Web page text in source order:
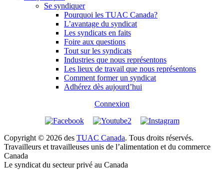
Se syndiquer
Pourquoi les TUAC Canada?
L’avantage du syndicat
Les syndicats en faits
Foire aux questions
Tout sur les syndicats
Industries que nous représentons
Les lieux de travail que nous représentons
Comment former un syndicat
Adhérez dès aujourd’hui
Connexion
Copyright © 2026 des TUAC Canada. Tous droits réservés.
Travailleurs et travailleuses unis de l’alimentation et du commerce
Canada
Le syndicat du secteur privé au Canada